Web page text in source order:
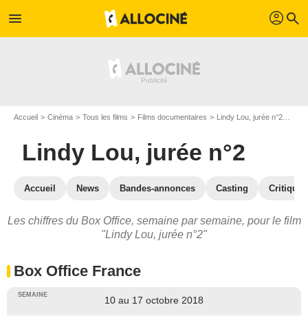
menu profil search
Accueil Cinéma Tous les films Films documentaires Lindy Lou, jurée n°2
Lindy Lou, jurée n°2
Accueil News Bandes-annonces Casting
Les chiffres du Box Office, semaine par semaine, pour le film
"Lindy Lou, jurée n°2"
Box Office France
10 au 17 octobre 2018